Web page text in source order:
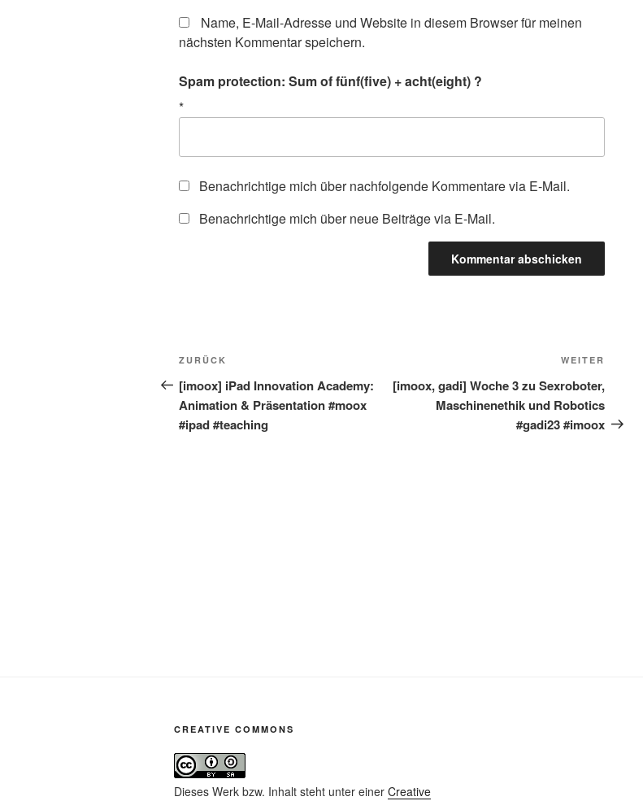
Name, E-Mail-Adresse und Website in diesem Browser für meinen
nächsten Kommentar speichern.
Spam protection: Sum of fünf(five) + acht(eight) ?
*
Benachrichtige mich über nachfolgende Kommentare via E-Mail.
Benachrichtige mich über neue Beiträge via E-Mail.
Beitragsnavigation
Vorheriger
Beitrag
ZURÜCK
[imoox] iPad Innovation Academy:
Animation & Präsentation #moox
#ipad #teaching
WEITER
[imoox, gadi] Woche 3 zu Sexroboter,
Maschinenethik und Robotics
#gadi23 #imoox
CREATIVE COMMONS
Dieses Werk bzw. Inhalt steht unter einer Creative